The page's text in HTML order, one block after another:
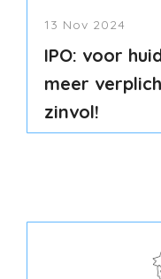
13 Nov 2024
IPO: voor
meer
zinvol!